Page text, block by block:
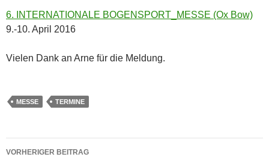
6. INTERNATIONALE BOGENSPORT_MESSE (Ox Bow)
9.-10. April 2016
Vielen Dank an Arne für die Meldung.
MESSE TERMINE
Beitragsnavigation
VORHERIGER BEITRAG